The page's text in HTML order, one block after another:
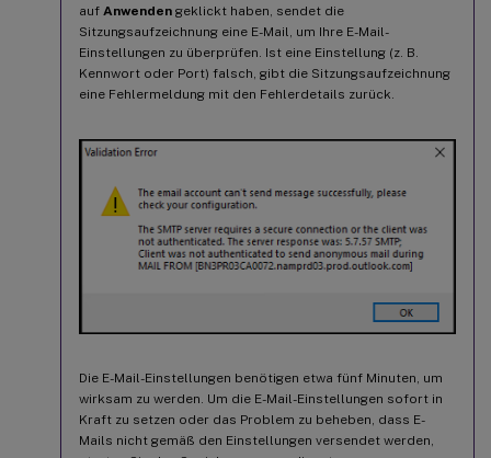
auf Anwenden geklickt haben, sendet die
Sitzungsaufzeichnung eine E-Mail, um Ihre E-Mail-
Einstellungen zu überprüfen. Ist eine Einstellung (z. B.
Kennwort oder Port) falsch, gibt die Sitzungsaufzeichnung
eine Fehlermeldung mit den Fehlerdetails zurück.
Die E-Mail-Einstellungen benötigen etwa fünf Minuten, um
wirksam zu werden. Um die E-Mail-Einstellungen sofort in
Kraft zu setzen oder das Problem zu beheben, dass E-
Mails nicht gemäß den Einstellungen versendet werden,